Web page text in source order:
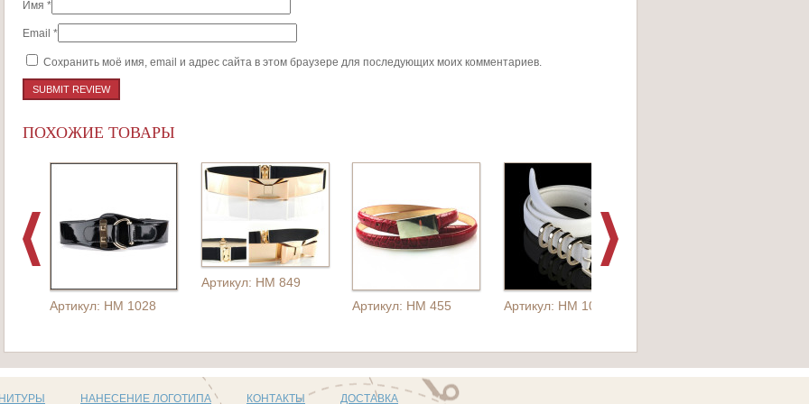
Имя *
Email *
Сохранить моё имя, email и адрес сайта в этом браузере для последующих моих комментариев.
ПОХОЖИЕ ТОВАРЫ
Артикул: HM 1028
Артикул: HM 849
Артикул: HM 455
Артикул: HM 1058
НАНЕСЕНИЕ ЛОГОТИПА КОНТАКТЫ ДОСТАВКА